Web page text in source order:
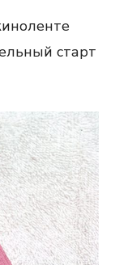
старт